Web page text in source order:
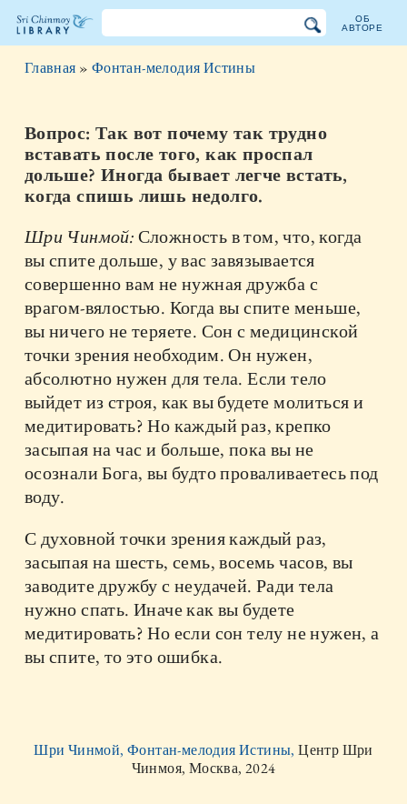
Библиотека
Чинмоя
ОБ
АВТОРЕ
Главная » Фонтан-мелодия Истины
Вопрос: Так вот почему так трудно
вставать после того, как проспал
дольше? Иногда бывает легче встать,
когда спишь лишь недолго.
Шри Чинмой:Сложность в том, что, когда
вы спите дольше, у вас завязывается
совершенно вам не нужная дружба с
врагом-вялостью. Когда вы спите меньше,
вы ничего не теряете. Сон с медицинской
точки зрения необходим. Он нужен,
абсолютно нужен для тела. Если тело
выйдет из строя, как вы будете молиться и
медитировать? Но каждый раз, крепко
засыпая на час и больше, пока вы не
осознали Бога, вы будто проваливаетесь под
воду.
С духовной точки зрения каждый раз,
засыпая на шесть, семь, восемь часов, вы
заводите дружбу с неудачей. Ради тела
нужно спать. Иначе как вы будете
медитировать? Но если сон телу не нужен, а
вы спите, то это ошибка.
Шри Чинмой, Фонтан-мелодия Истины,Центр Шри
Чинмоя, Москва, 2024